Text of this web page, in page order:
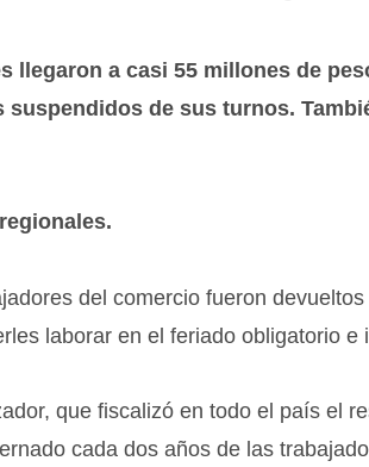
llegaron a casi 55 millones de
suspendidos de sus turnos.
del comercio fueron
laborar en el feriado obligatorio e
que fiscalizó en todo el país el
cada dos años de las